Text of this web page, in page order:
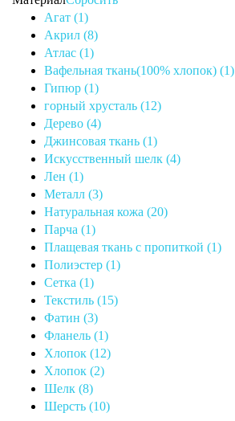
Агат (1)
Акрил (8)
Атлас (1)
Вафельная ткань(100% хлопок) (1)
Гипюр (1)
горный хрусталь (12)
Дерево (4)
Джинсовая ткань (1)
Искусственный шелк (4)
Лен (1)
Металл (3)
Натуральная кожа (20)
Парча (1)
Плащевая ткань с пропиткой (1)
Полиэстер (1)
Сетка (1)
Текстиль (15)
Фатин (3)
Фланель (1)
Хлопок (12)
Хлопок (2)
Шелк (8)
Шерсть (10)